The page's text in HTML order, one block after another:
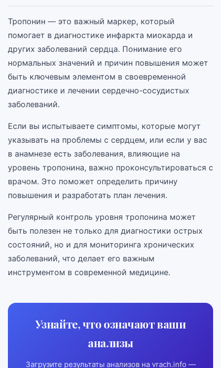
Тропонин — это важный маркер, который
помогает в диагностике инфаркта миокарда и
других заболеваний сердца. Понимание его
нормальных значений и причин повышения может
быть ключевым элементом в своевременной
диагностике и лечении сердечно-сосудистых
заболеваний.
Если вы испытываете симптомы, которые могут
указывать на проблемы с сердцем, или если у вас
в анамнезе есть заболевания, влияющие на
уровень тропонина, важно проконсультироваться с
врачом. Это поможет определить причину
повышения и разработать план лечения.
Регулярный контроль уровня тропонина может
быть полезен не только для диагностики острых
состояний, но и для мониторинга хронических
заболеваний, что делает его важным
инструментом в современной медицине.
Узнайте, что означают ваши
анализы
Загрузите результаты анализов на vrach.info —